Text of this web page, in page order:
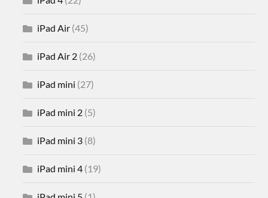
iPad Air (45)
iPad Air 2 (26)
iPad mini (27)
iPad mini 2 (5)
iPad mini 3 (8)
iPad mini 4 (19)